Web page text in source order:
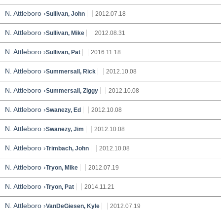
N. Attleboro ›Sullivan, John 2012.07.18
N. Attleboro ›Sullivan, Mike 2012.08.31
N. Attleboro ›Sullivan, Pat 2016.11.18
N. Attleboro ›Summersall, Rick 2012.10.08
N. Attleboro ›Summersall, Ziggy 2012.10.08
N. Attleboro ›Swanezy, Ed 2012.10.08
N. Attleboro ›Swanezy, Jim 2012.10.08
N. Attleboro ›Trimbach, John 2012.10.08
N. Attleboro ›Tryon, Mike 2012.07.19
N. Attleboro ›Tryon, Pat 2014.11.21
N. Attleboro ›VanDeGiesen, Kyle 2012.07.19